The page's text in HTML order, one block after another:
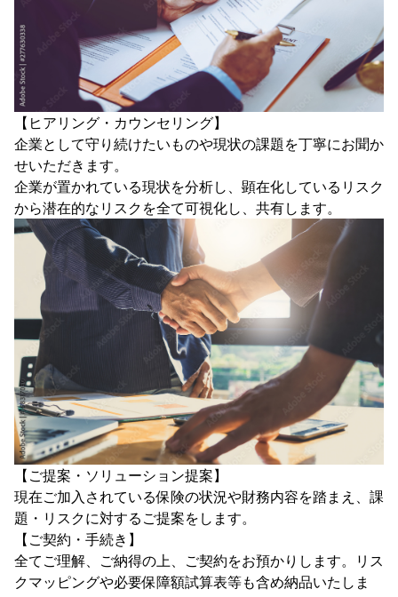
【ヒアリング・カウンセリング】
企業として守り続けたいものや現状の課題を丁寧にお聞か
せいただきます。
企業が置かれている現状を分析し、顕在化しているリスク
から潜在的なリスクを全て可視化し、共有します。
【ご提案・ソリューション提案】
現在ご加入されている保険の状況や財務内容を踏まえ、課
題・リスクに対するご提案をします。
【ご契約・手続き】
全てご理解、ご納得の上、ご契約をお預かりします。リス
クマッピングや必要保障額試算表等も含め納品いたしま